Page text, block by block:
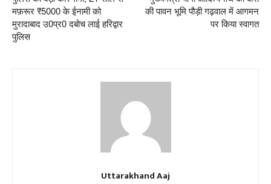
मफ़रूर ₹5000 के ईनामी को
मुरादाबाद उ0प्र0 दबोच लाई हरिद्वार
पुलिस
की पावन भूमि पौड़ी गढ़वाल में आगमन
पर किया स्वागत
Uttarakhand Aaj